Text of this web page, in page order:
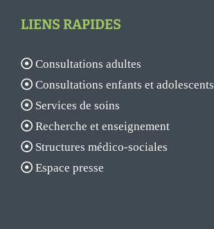
LIENS RAPIDES
Consultations adultes
Consultations enfants et adolescents
Services de soins
Recherche et enseignement
Structures médico-sociales
Espace presse